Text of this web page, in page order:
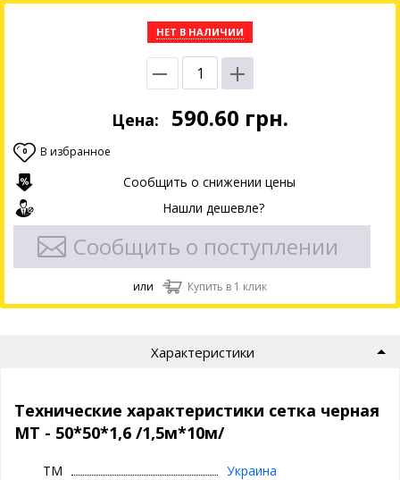
НЕТ В НАЛИЧИИ
Цена: 590.60 грн.
0 В избранное
Сообщить о снижении цены
Нашли дешевле?
Сообщить о поступлении
или Купить в 1 клик
Характеристики
Технические характеристики сетка черная
МТ - 50*50*1,6 /1,5м*10м/
ТМ
Украина